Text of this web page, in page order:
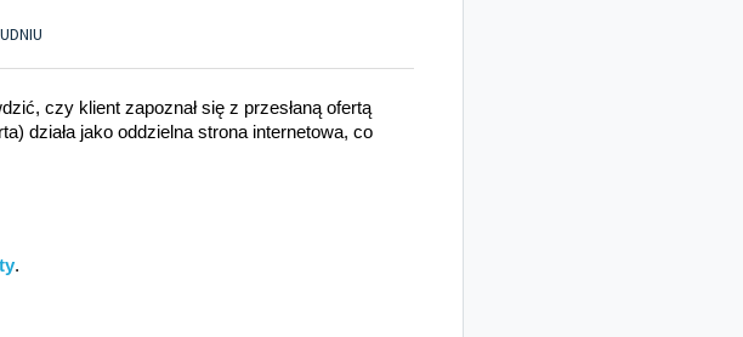
czy klient zapoznał się z przesłaną ofertą
działa jako oddzielna strona internetowa, co
.